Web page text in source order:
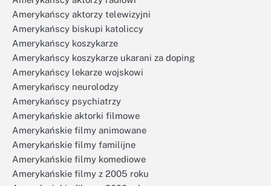
Amerykańscy aktorzy telewizyjni
Amerykańscy biskupi katoliccy
Amerykańscy koszykarze
Amerykańscy koszykarze ukarani za doping
Amerykańscy lekarze wojskowi
Amerykańscy neurolodzy
Amerykańscy psychiatrzy
Amerykańskie aktorki filmowe
Amerykańskie filmy animowane
Amerykańskie filmy familijne
Amerykańskie filmy komediowe
Amerykańskie filmy z 2005 roku